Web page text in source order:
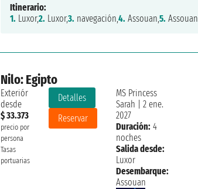
Itinerario:
1. Luxor,2. Luxor,3. navegación,4. Assouan,5. Assouan
Nilo: Egipto
Exteriór
desde
$ 33.373
precio por
persona
Tasas
portuarias
Detalles
Reservar
MS Princess
Sarah
2 ene.
2027
Duración: 4
noches
Salida desde:
Luxor
Desembarque:
Assouan